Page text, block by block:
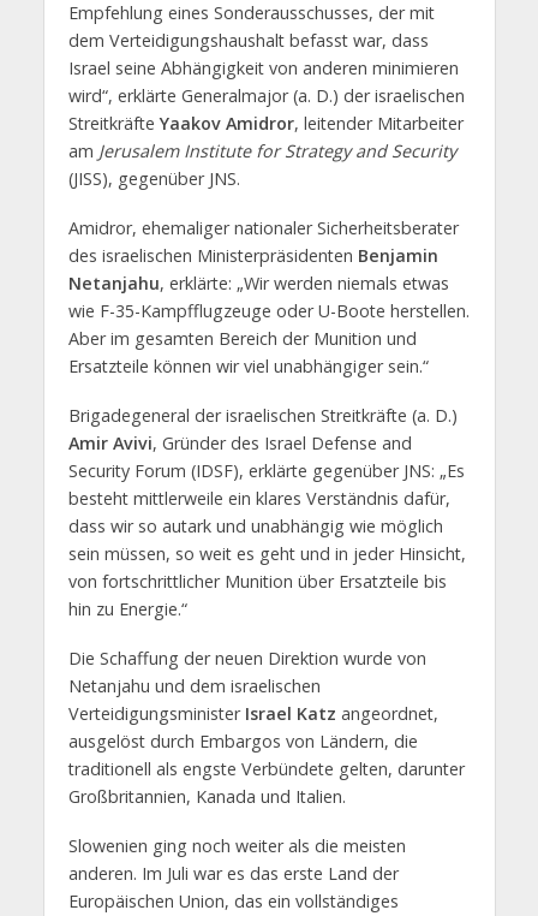
Empfehlung eines Sonderausschusses, der mit
dem Verteidigungshaushalt befasst war, dass
Israel seine Abhängigkeit von anderen minimieren
wird“, erklärte Generalmajor (a. D.) der israelischen
StreitkräfteYaakov Amidror, leitender Mitarbeiter
am Jerusalem Institute for Strategy and Security
(JISS), gegenüber JNS.
Amidror, ehemaliger nationaler Sicherheitsberater
des israelischen Ministerpräsidenten Benjamin
Netanjahu, erklärte: „Wir werden niemals etwas
wie F-35-Kampfflugzeuge oder U-Boote herstellen.
Aber im gesamten Bereich der Munition und
Ersatzteile können wir viel unabhängiger sein.“
Brigadegeneral der israelischen Streitkräfte (a. D.)
Amir Avivi, Gründer des Israel Defense and
Security Forum (IDSF), erklärte gegenüber JNS: „Es
besteht mittlerweile ein klares Verständnis dafür,
dass wir so autark und unabhängig wie möglich
sein müssen, so weit es geht und in jeder Hinsicht,
von fortschrittlicher Munition über Ersatzteile bis
hin zu Energie.“
Die Schaffung der neuen Direktion wurde von
Netanjahu und dem israelischen
Verteidigungsminister Israel Katz angeordnet,
ausgelöst durch Embargos von Ländern, die
traditionell als engste Verbündete gelten, darunter
Großbritannien, Kanada und Italien.
Slowenien ging noch weiter als die meisten
anderen. Im Juli war es das erste Land der
Europäischen Union, das ein vollständiges